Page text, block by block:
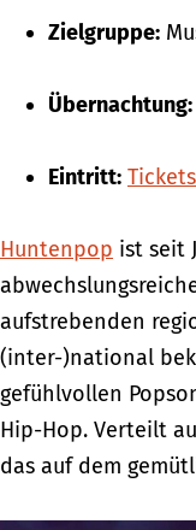
Zielgruppe:
Übernachtung:
Eintritt:
Huntenpop ist seit
aufstrebenden
(inter-)national
gefühlvollen
Hip-Hop. Verteilt
das auf dem